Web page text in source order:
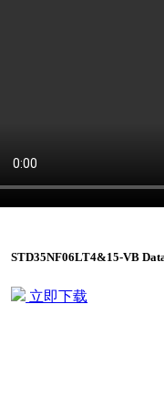
STD35NF06LT4&15-VB
立即下载